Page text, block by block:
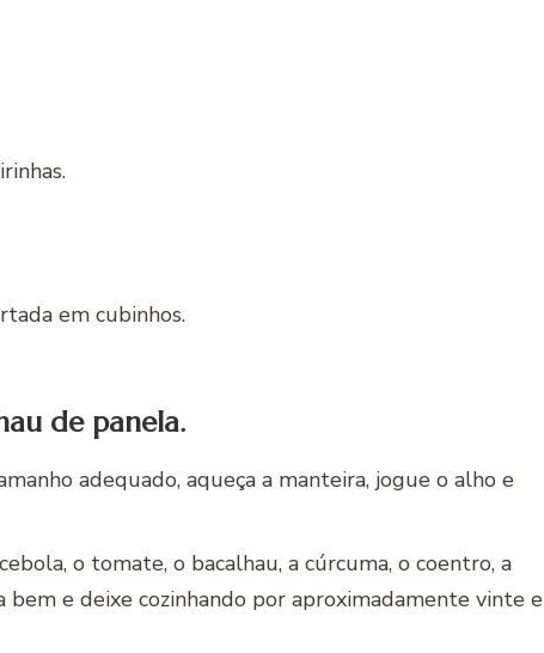
em cubinhos.
de panela.
adequado, aqueça a manteira, jogue o alho e
o tomate, o bacalhau, a cúrcuma, o coentro, a
e deixe cozinhando por aproximadamente vinte e